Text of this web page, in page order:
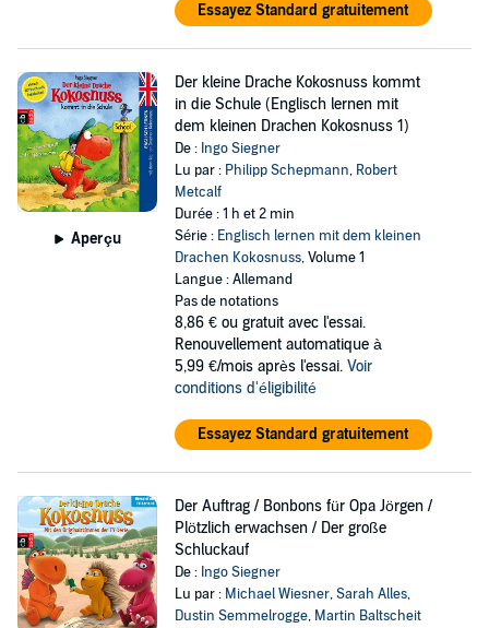
Essayez Standard gratuitement
Aperçu
Der kleine Drache Kokosnuss kommt
in die Schule (Englisch lernen mit
dem kleinen Drachen Kokosnuss 1)
De : Ingo Siegner
Lu par : Philipp Schepmann, Robert
Metcalf
Durée : 1 h et 2 min
Série : Englisch lernen mit dem kleinen
Drachen Kokosnuss, Volume 1
Langue : Allemand
Pas de notations
8,86 € ou gratuit avec l'essai.
Renouvellement automatique à
5,99 €/mois après l'essai. Voir
conditions d'éligibilité
Essayez Standard gratuitement
Der Auftrag / Bonbons für Opa Jörgen /
Plötzlich erwachsen / Der große
Schluckauf
De : Ingo Siegner
Lu par : Michael Wiesner,Sarah Alles,
Dustin Semmelrogge, Martin Baltscheit